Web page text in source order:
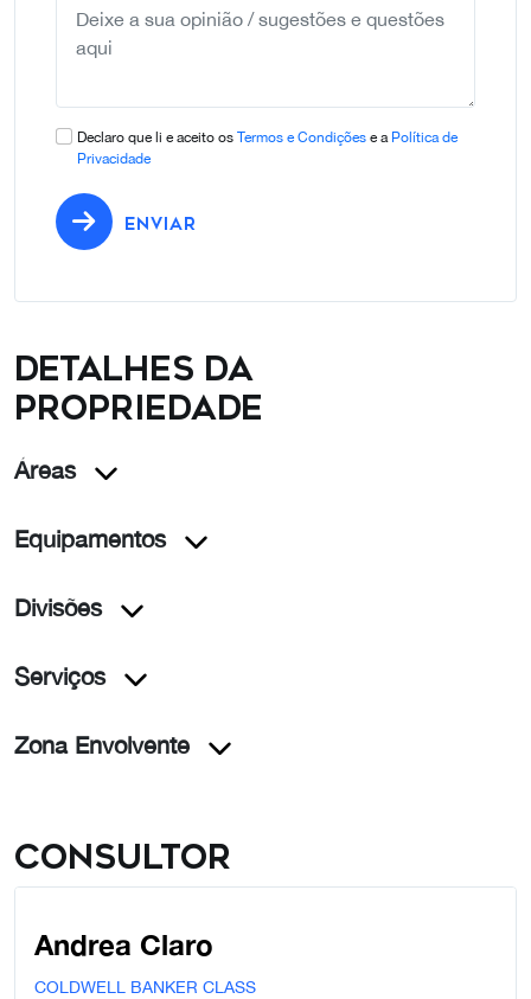
Declaro que li e aceito os Termos e Condições e a Política de
Privacidade
ENVIAR
Detalhes da
propriedade
Áreas
Equipamentos
Divisões
Serviços
Zona Envolvente
Consultor
Andrea Claro
COLDWELL BANKER CLASS